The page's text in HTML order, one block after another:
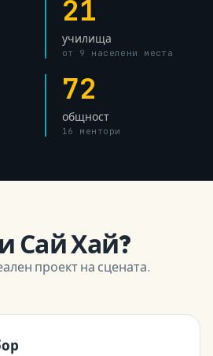
21
училища
от 9 населени места
72
общност
16 ментори
Сай Хай?
проект на сцената.